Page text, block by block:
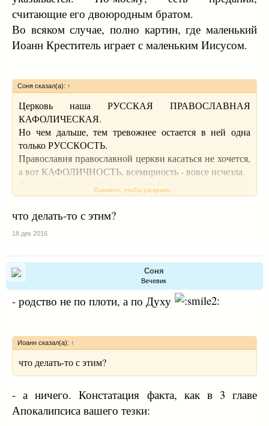
считающие его двоюродным братом.
Во всяком случае, полно картин, где маленький
Иоанн Креститель играет с маленьким Иисусом.
Соня сказал(а): ↑
Церковь наша РУССКАЯ ПРАВОСЛАВНАЯ
КАФОЛИЧЕСКАЯ.
Но чем дальше, тем тревожнее остается в ней одна
только РУССКОСТЬ.
Православия православной церкви касаться не хочется,
а вот КАФОЛИЧНОСТЬ, всемирность - вовсе исчезла.
Вместо благодарной и радостной преданности опыту
умного делания столь немногих моих подруг, какая-то
неуемная конфессиональная гордыня.
Нажмите, чтобы раскрыть...
что делать-то с этим?
18 дек 2016
Соня
Вечевик
- родство не по плоти, а по Духу
Иоанн сказал(а): ↑
что делать-то с этим?
- а ничего. Констатация факта, как в 3 главе
Апокалипсиса вашего тезки: